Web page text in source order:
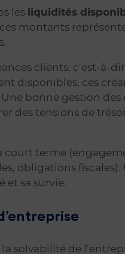
les liquidités
montants
clients, c’est-à-
disponibles, ces
bonne gestion
des tensions de
court terme
obligations
et sa survie.
solvabilité de